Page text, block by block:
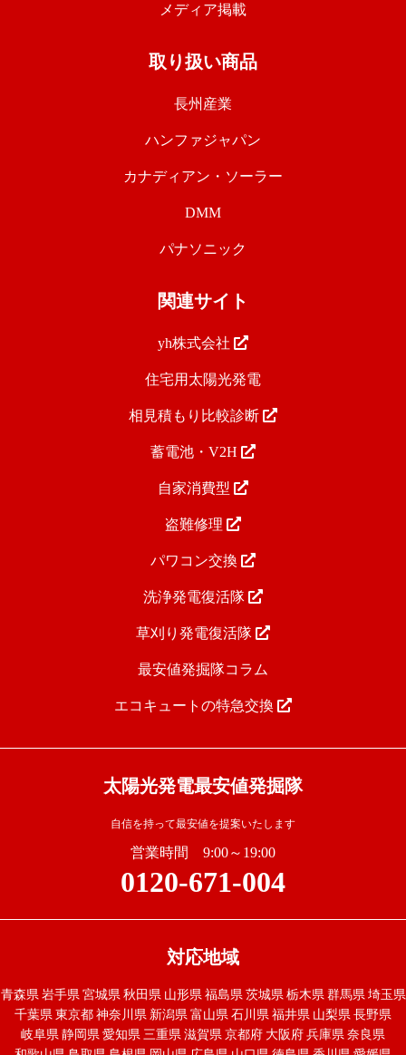
メディア掲載
取り扱い商品
長州産業
ハンファジャパン
カナディアン・ソーラー
DMM
パナソニック
関連サイト
yh株式会社
住宅用太陽光発電
相見積もり比較診断
蓄電池・V2H
自家消費型
盗難修理
パワコン交換
洗浄発電復活隊
草刈り発電復活隊
最安値発掘隊コラム
エコキュートの特急交換
太陽光発電最安値発掘隊
自信を持って最安値を提案いたします
営業時間 9:00～19:00
0120-671-004
対応地域
青森県 岩手県 宮城県 秋田県 山形県 福島県 茨城県 栃木県 群馬県 埼玉県
千葉県 東京都 神奈川県 新潟県 富山県 石川県 福井県 山梨県 長野県
岐阜県 静岡県 愛知県 三重県 滋賀県 京都府 大阪府 兵庫県 奈良県